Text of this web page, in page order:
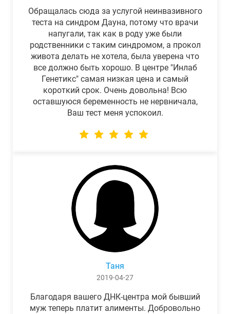
Обращалась сюда за услугой неинвазивного
теста на синдром Дауна, потому что врачи
напугали, так как в роду уже были
родственники с таким синдромом, а прокол
живота делать не хотела, была уверена что
все должно быть хорошо. В центре "Инлаб
Генетикс" самая низкая цена и самый
короткий срок. Очень довольна! Всю
оставшуюся беременность не нервничала,
Ваш тест меня успокоил.
Таня
2019-04-27
Благодаря вашего ДНК-центра мой бывший
муж теперь платит алименты. Добровольно